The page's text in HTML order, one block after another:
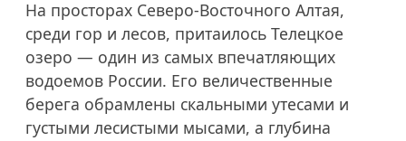
На просторах Северо-Восточного Алтая,
среди гор и лесов, притаилось Телецкое
озеро — один из самых впечатляющих
водоемов России. Его величественные
берега обрамлены скальными утесами и
густыми лесистыми мысами, а глубина